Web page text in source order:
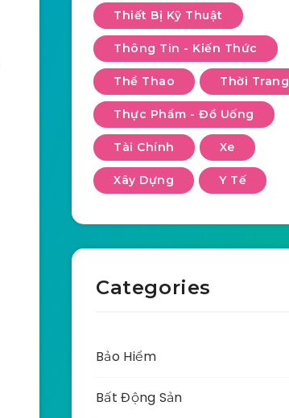
Thiết Bị Kỹ Thuật
Thông Tin - Kiến Thức
Thể Thao Thời Trang
Thực Phẩm - Đồ Uống
Tài Chính Xe
Xây Dựng Y Tế
Categories
Bảo Hiểm
Bất Động Sản